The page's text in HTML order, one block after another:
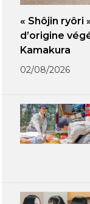
« Shôjin ryôri
d’origine
Kamakura
02/08/2026